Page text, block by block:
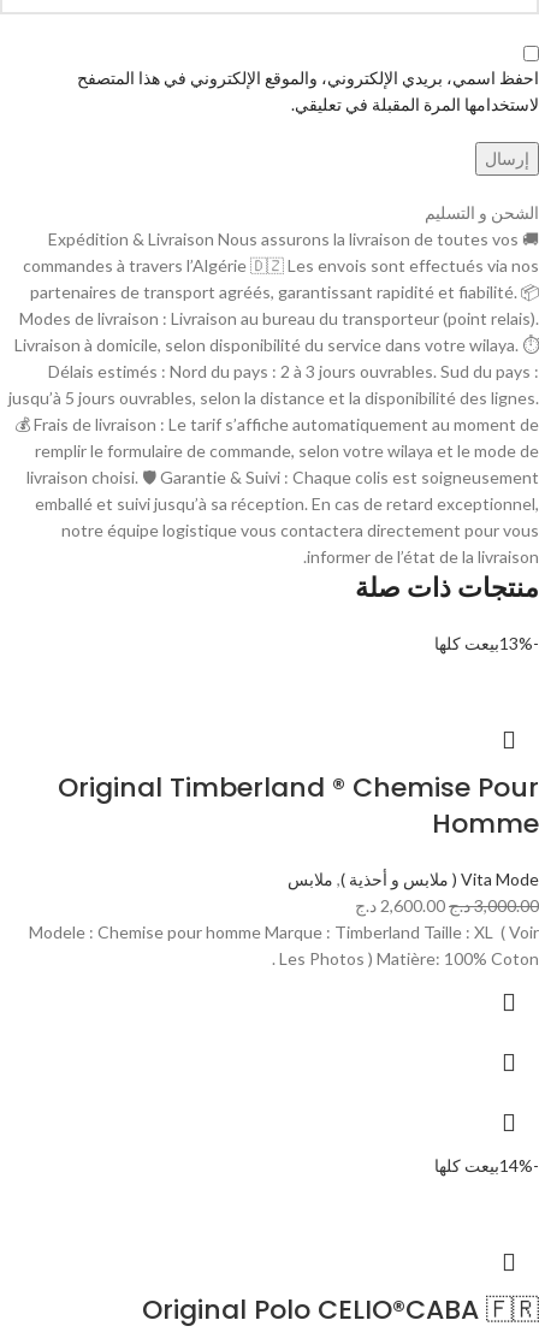
احفظ اسمي، بريدي الإلكتروني، والموقع الإلكتروني في هذا المتصفح
لاستخدامها المرة المقبلة في تعليقي.
الشحن و التسليم
🚚 Expédition & Livraison Nous assurons la livraison de toutes vos
commandes à travers l’Algérie 🇩🇿 Les envois sont effectués via nos
partenaires de transport agréés, garantissant rapidité et fiabilité. 📦
Modes de livraison : Livraison au bureau du transporteur (point relais).
Livraison à domicile, selon disponibilité du service dans votre wilaya. ⏱
Délais estimés : Nord du pays : 2 à 3 jours ouvrables. Sud du pays :
jusqu’à 5 jours ouvrables, selon la distance et la disponibilité des lignes.
💰 Frais de livraison : Le tarif s’affiche automatiquement au moment de
remplir le formulaire de commande, selon votre wilaya et le mode de
livraison choisi. 🛡 Garantie & Suivi : Chaque colis est soigneusement
emballé et suivi jusqu’à sa réception. En cas de retard exceptionnel,
notre équipe logistique vous contactera directement pour vous
informer de l’état de la livraison.
منتجات ذات صلة
-13% بيعت كلها
Original Timberland ® Chemise Pour
Homme
Vita Mode ( ملابس و أحذية ) , ملابس
3,000.00د.ج2,600.00 د.ج
Modele : Chemise pour homme Marque : Timberland Taille : XL ( Voir
Les Photos ) Matière: 100% Coton .
-14% بيعت كلها
Original Polo CELIO®CABA 🇫🇷